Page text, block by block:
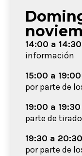
14:00 a
información
15:00 a
por parte de
19:00 a
parte de
19:30 a
por parte de